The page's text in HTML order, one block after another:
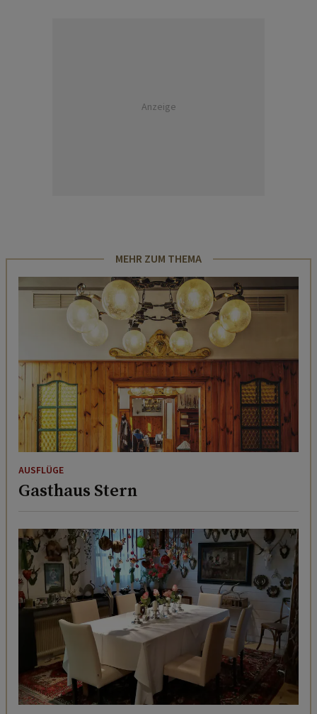
Anzeige
MEHR ZUM THEMA
AUSFLÜGE
Gasthaus Stern